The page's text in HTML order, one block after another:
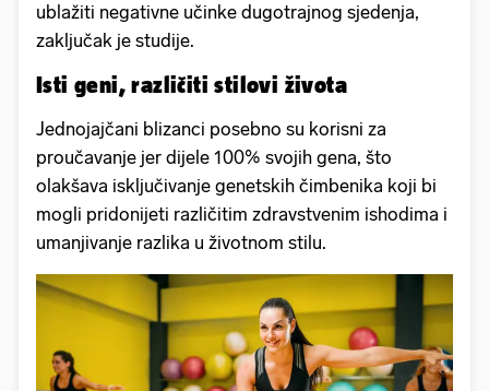
ublažiti negativne učinke dugotrajnog sjedenja,
zaključak je studije.
Isti geni, različiti stilovi života
Jednojajčani blizanci posebno su korisni za
proučavanje jer dijele 100% svojih gena, što
olakšava isključivanje genetskih čimbenika koji bi
mogli pridonijeti različitim zdravstvenim ishodima i
umanjivanje razlika u životnom stilu.